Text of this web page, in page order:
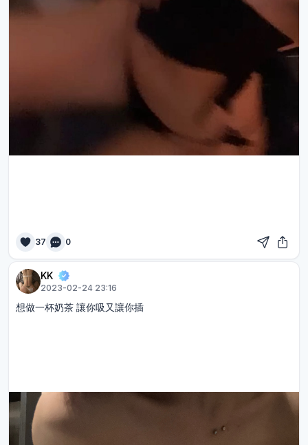
37 0
KK
2023-02-24 23:16
想做一杯奶茶 讓你吸又讓你插